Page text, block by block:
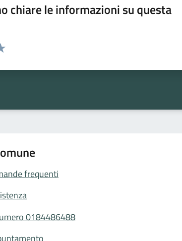
chiare le informazioni su questa
pagina
frequenti
0184486488